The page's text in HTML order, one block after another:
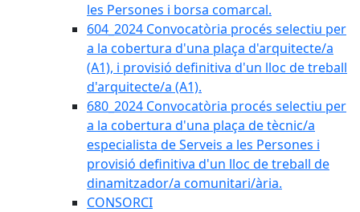
les Persones i borsa comarcal.
604_2024 Convocatòria procés selectiu per
a la cobertura d'una plaça d'arquitecte/a
(A1), i provisió definitiva d'un lloc de treball
d'arquitecte/a (A1).
680_2024 Convocatòria procés selectiu per
a la cobertura d'una plaça de tècnic/a
especialista de Serveis a les Persones i
provisió definitiva d'un lloc de treball de
dinamitzador/a comunitari/ària.
CONSORCI